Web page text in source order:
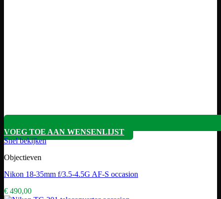
VOEG TOE AAN WENSENLIJST
Snel bekijken
Objectieven
Nikon 18-35mm f/3.5-4.5G AF-S occasion
€ 490,00